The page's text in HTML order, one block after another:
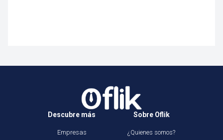
Descubre más
Empresas
Sobre Oflik
¿Quienes somos?